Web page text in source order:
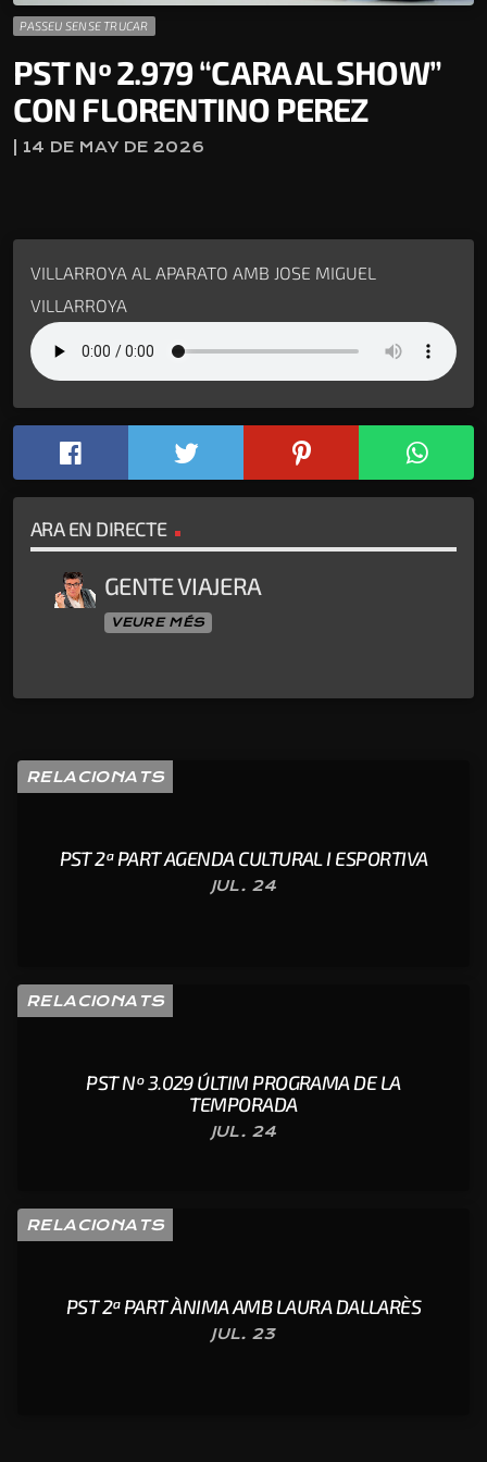
PASSEU SENSE TRUCAR
PST Nº 2.979 “CARA AL SHOW”
CON FLORENTINO PEREZ
| 14 DE MAY DE 2026
VILLARROYA AL APARATO AMB JOSE MIGUEL
VILLARROYA
ARA EN DIRECTE
GENTE VIAJERA
VEURE MÉS
RELACIONATS
PST 2ª PART AGENDA CULTURAL I ESPORTIVA
JUL. 24
RELACIONATS
PST Nº 3.029 ÚLTIM PROGRAMA DE LA
TEMPORADA
JUL. 24
RELACIONATS
PST 2ª PART ÀNIMA AMB LAURA DALLARÈS
JUL. 23